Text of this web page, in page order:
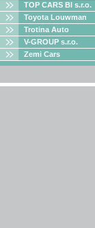
TOP CARS Bl s.r.o.
Toyota Louwman
Trotina Auto
V-GROUP s.r.o.
Zemi Cars